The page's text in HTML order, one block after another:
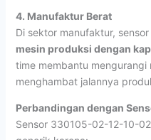
4. Manufaktur Berat
Di sektor manufaktur,
mesin produksi dengan
time membantu
menghambat jalannya
Perbandingan dengan
Sensor 330105-02-12-10-